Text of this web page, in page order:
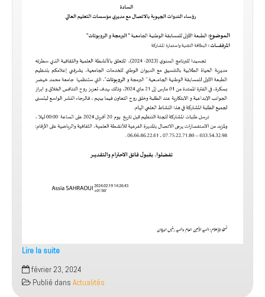
Lire la suite
‫الجامعية
février 23, 2024
Publié dans Actualités